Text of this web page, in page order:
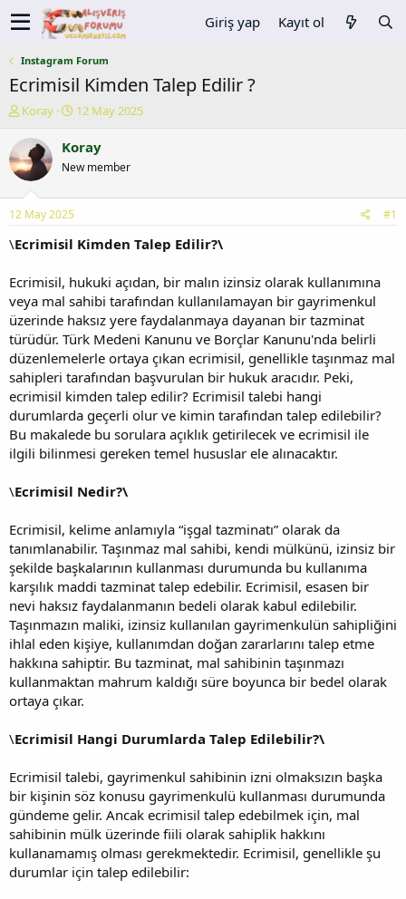
Giriş yap Kayıt ol
Instagram Forum
Ecrimisil Kimden Talep Edilir ?
K
n
u
y
b
a
ş
t
a
n
Koray
B
ş
a
ç
r
i
h
i
12 May 2025
Koray
New member
12 May 2025 #1
\Ecrimisil Kimden Talep Edilir?\
Ecrimisil, hukuki açıdan, bir malın izinsiz olarak kullanımına
veya mal sahibi tarafından kullanılamayan bir gayrimenkul
üzerinde haksız yere faydalanmaya dayanan bir tazminat
türüdür. Türk Medeni Kanunu ve Borçlar Kanunu'nda belirli
düzenlemelerle ortaya çıkan ecrimisil, genellikle taşınmaz mal
sahipleri tarafından başvurulan bir hukuk aracıdır. Peki,
ecrimisil kimden talep edilir? Ecrimisil talebi hangi
durumlarda geçerli olur ve kimin tarafından talep edilebilir?
Bu makalede bu sorulara açıklık getirilecek ve ecrimisil ile
ilgili bilinmesi gereken temel hususlar ele alınacaktır.
\Ecrimisil Nedir?\
Ecrimisil, kelime anlamıyla “işgal tazminatı” olarak da
tanımlanabilir. Taşınmaz mal sahibi, kendi mülkünü, izinsiz bir
şekilde başkalarının kullanması durumunda bu kullanıma
karşılık maddi tazminat talep edebilir. Ecrimisil, esasen bir
nevi haksız faydalanmanın bedeli olarak kabul edilebilir.
Taşınmazın maliki, izinsiz kullanılan gayrimenkulün sahipliğini
ihlal eden kişiye, kullanımdan doğan zararlarını talep etme
hakkına sahiptir. Bu tazminat, mal sahibinin taşınmazı
kullanmaktan mahrum kaldığı süre boyunca bir bedel olarak
ortaya çıkar.
\Ecrimisil Hangi Durumlarda Talep Edilebilir?\
Ecrimisil talebi, gayrimenkul sahibinin izni olmaksızın başka
bir kişinin söz konusu gayrimenkulü kullanması durumunda
gündeme gelir. Ancak ecrimisil talep edebilmek için, mal
sahibinin mülk üzerinde fiili olarak sahiplik hakkını
kullanamamış olması gerekmektedir. Ecrimisil, genellikle şu
durumlar için talep edilebilir: